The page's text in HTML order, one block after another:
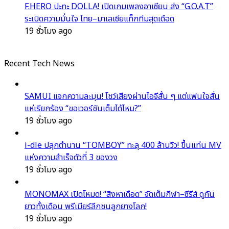
F.HERO ปะทะ DOLLA! เปิดเกมเพลงอาเซียน ส่ง “G.O.A.T”
ระเบิดความมั่นใจ ไทย–มาเลเซียแท็กทีมสุดเดือด
19 ชั่วโมง ago
Recent Tech News
SAMUI แจกความละมุน! โชว์เสียงผ่านไอจีสั้น ๆ แต่แฟนใจสั่น
แห่เรียกร้อง “ขอเวอร์ชันเต็มได้ไหม?”
19 ชั่วโมง ago
i-dle ปลุกตำนาน “TOMBOY” ทะลุ 400 ล้านวิว! ขึ้นแท่น MV
แห่งความสำเร็จตัวที่ 3 ของวง
19 ชั่วโมง ago
MONOMAX เปิดโหมด! “สิงหาเดือด” จัดเต็มกีฬา–ซีรีส์ ดูกัน
ยาวทั้งเดือน พรีเมียร์ลีกชนลูกยางโลก!
19 ชั่วโมง ago